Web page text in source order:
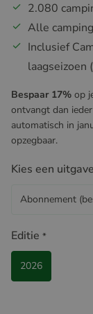
2.080
Alle
Inclusief
laagseizoen
Bespaar 17% op
ontvangt dan
automatisch in
opzegbaar.
Kies een uitgave
Abonnement
Editie *
2026